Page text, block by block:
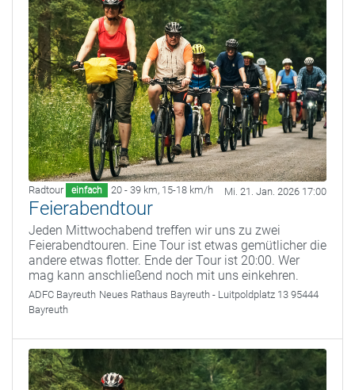
Radtour einfach 20 - 39 km, 15-18 km/h Mi. 21. Jan. 2026 17:00
Feierabendtour
Jeden Mittwochabend treffen wir uns zu zwei
Feierabendtouren. Eine Tour ist etwas gemütlicher die
andere etwas flotter. Ende der Tour ist 20:00. Wer
mag kann anschließend noch mit uns einkehren.
ADFC Bayreuth Neues Rathaus Bayreuth - Luitpoldplatz 13 95444
Bayreuth